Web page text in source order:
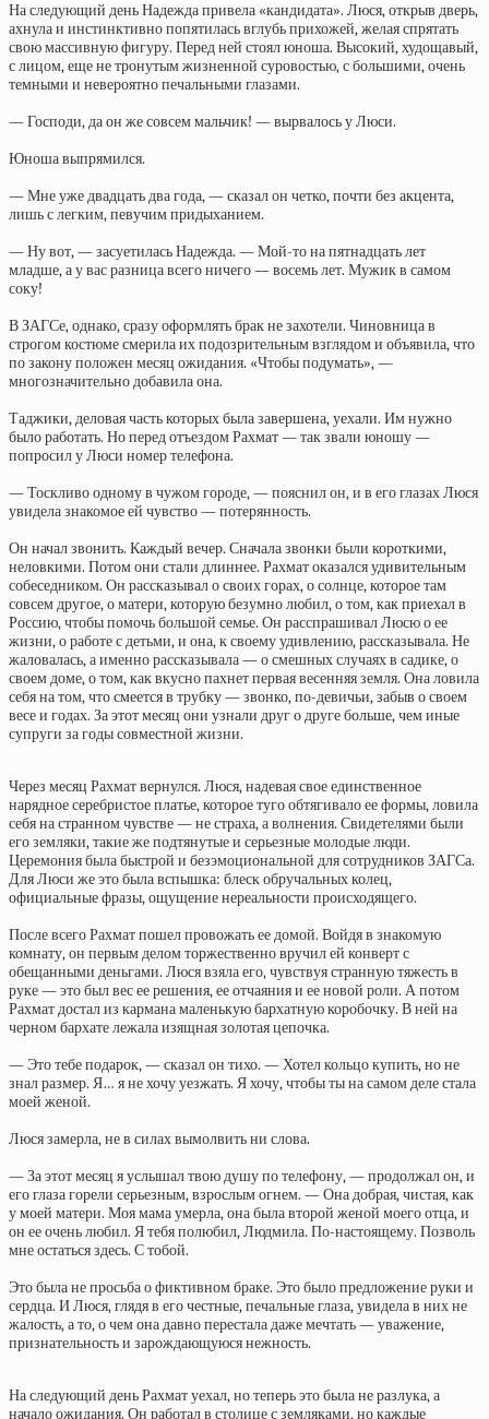
На следующий день Надежда привела «кандидата». Люся, открыв дверь,
ахнула и инстинктивно попятилась вглубь прихожей, желая спрятать
свою массивную фигуру. Перед ней стоял юноша. Высокий, худощавый,
с лицом, еще не тронутым жизненной суровостью, с большими, очень
темными и невероятно печальными глазами.
— Господи, да он же совсем мальчик! — вырвалось у Люси.
Юноша выпрямился.
— Мне уже двадцать два года, — сказал он четко, почти без акцента,
лишь с легким, певучим придыханием.
— Ну вот, — засуетилась Надежда. — Мой-то на пятнадцать лет
младше, а у вас разница всего ничего — восемь лет. Мужик в самом
соку!
В ЗАГСе, однако, сразу оформлять брак не захотели. Чиновница в
строгом костюме смерила их подозрительным взглядом и объявила, что
по закону положен месяц ожидания. «Чтобы подумать», —
многозначительно добавила она.
Таджики, деловая часть которых была завершена, уехали. Им нужно
было работать. Но перед отъездом Рахмат — так звали юношу —
попросил у Люси номер телефона.
— Тоскливо одному в чужом городе, — пояснил он, и в его глазах Люся
увидела знакомое ей чувство — потерянность.
Он начал звонить. Каждый вечер. Сначала звонки были короткими,
неловкими. Потом они стали длиннее. Рахмат оказался удивительным
собеседником. Он рассказывал о своих горах, о солнце, которое там
совсем другое, о матери, которую безумно любил, о том, как приехал в
Россию, чтобы помочь большой семье. Он расспрашивал Люсю о ее
жизни, о работе с детьми, и она, к своему удивлению, рассказывала. Не
жаловалась, а именно рассказывала — о смешных случаях в садике, о
своем доме, о том, как вкусно пахнет первая весенняя земля. Она ловила
себя на том, что смеется в трубку — звонко, по-девичьи, забыв о своем
весе и годах. За этот месяц они узнали друг о друге больше, чем иные
супруги за годы совместной жизни.
Через месяц Рахмат вернулся. Люся, надевая свое единственное
нарядное серебристое платье, которое туго обтягивало ее формы, ловила
себя на странном чувстве — не страха, а волнения. Свидетелями были
его земляки, такие же подтянутые и серьезные молодые люди.
Церемония была быстрой и безэмоциональной для сотрудников ЗАГСа.
Для Люси же это была вспышка: блеск обручальных колец,
официальные фразы, ощущение нереальности происходящего.
После всего Рахмат пошел провожать ее домой. Войдя в знакомую
комнату, он первым делом торжественно вручил ей конверт с
обещанными деньгами. Люся взяла его, чувствуя странную тяжесть в
руке — это был вес ее решения, ее отчаяния и ее новой роли. А потом
Рахмат достал из кармана маленькую бархатную коробочку. В ней на
черном бархате лежала изящная золотая цепочка.
— Это тебе подарок, — сказал он тихо. — Хотел кольцо купить, но не
знал размер. Я… я не хочу уезжать. Я хочу, чтобы ты на самом деле стала
моей женой.
Люся замерла, не в силах вымолвить ни слова.
— За этот месяц я услышал твою душу по телефону, — продолжал он, и
его глаза горели серьезным, взрослым огнем. — Она добрая, чистая, как
у моей матери. Моя мама умерла, она была второй женой моего отца, и
он ее очень любил. Я тебя полюбил, Людмила. По-настоящему. Позволь
мне остаться здесь. С тобой.
Это была не просьба о фиктивном браке. Это было предложение руки и
сердца. И Люся, глядя в его честные, печальные глаза, увидела в них не
жалость, а то, о чем она давно перестала даже мечтать — уважение,
признательность и зарождающуюся нежность.
На следующий день Рахмат уехал, но теперь это была не разлука, а
начало ожидания. Он работал в столице с земляками, но каждые